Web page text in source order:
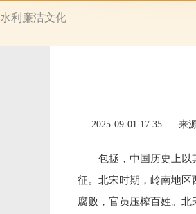
水利廉洁文化
2025-09-01 17:35 来源
包拯，中国历史上以
征。北宋时期，岭南地
腐败，官员压榨百姓。北